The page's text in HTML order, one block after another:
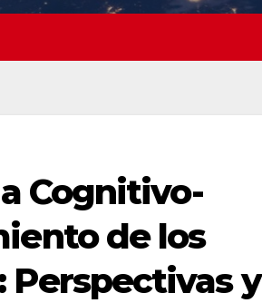
Cognitivo-
de los
Perspectivas y